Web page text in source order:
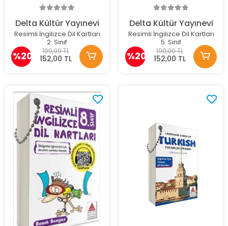
Delta Kültür Yayınevi
Resimli İngilizce Dil Kartları
2. Sınıf
%20 190,00 TL
152,00 TL
Delta Kültür Yayınevi
Resimli İngilizce Dil Kartları
5. Sınıf
%20 190,00 TL
152,00 TL